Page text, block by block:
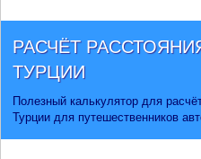
РАСЧЁТ
ТУРЦИИ
Полезный калькулятор для
Турции для путешественников